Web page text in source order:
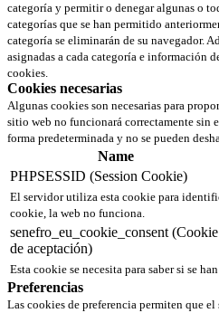
categoría y permitir o denegar algunas o
categorías que se han permitido
categoría se eliminarán de su navegador.
asignadas a cada categoría e información
cookies.
Cookies necesarias
Algunas cookies son necesarias para
sitio web no funcionará correctamente sin
forma predeterminada y no se pueden
Name
PHPSESSID (Session Cookie)
El servidor utiliza esta cookie para
cookie, la web no funciona.
senefro_eu_cookie_consent (Cookie
de aceptación)
Esta cookie se necesita para saber si se
Preferencias
Las cookies de preferencia permiten que